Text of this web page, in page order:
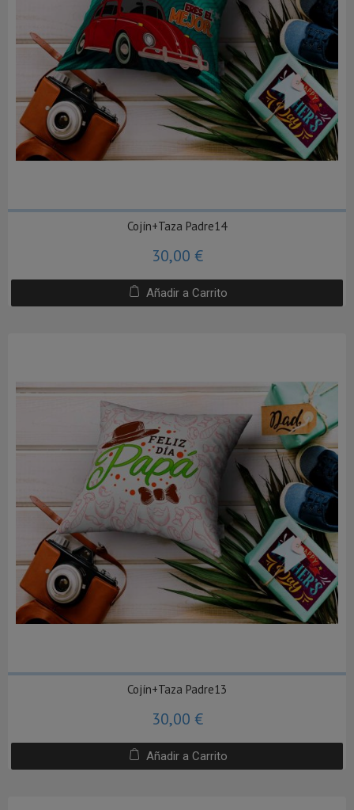
Cojín+Taza Padre14
30,00 €
Añadir a Carrito
Cojín+Taza Padre13
30,00 €
Añadir a Carrito